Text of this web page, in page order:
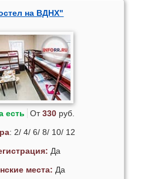
на ВДНХ"
есть От330руб.
: 2/ 4/ 6/ 8/ 10/ 12
Да
места: Да